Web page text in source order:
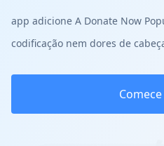
app adicione A Donate Now
codificação nem dores de